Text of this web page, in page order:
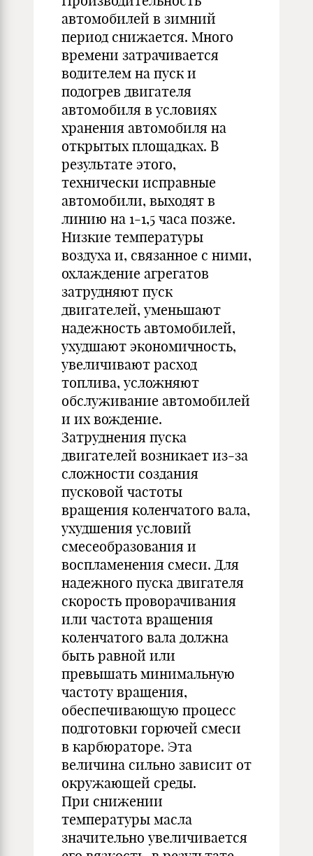
автомобилей в зимний
период снижается. Много
времени затрачивается
водителем на пуск и
подогрев двигателя
автомобиля в условиях
хранения автомобиля на
открытых площадках. В
результате этого,
технически исправные
автомобили, выходят в
линию на 1-1,5 часа позже.
Низкие температуры
воздуха и, связанное с ними,
охлаждение агрегатов
затрудняют пуск
двигателей, уменьшают
надежность автомобилей,
ухудшают экономичность,
увеличивают расход
топлива, усложняют
обслуживание автомобилей
и их вождение.
Затруднения пуска
двигателей возникает из-за
сложности создания
пусковой частоты
вращения коленчатого вала,
ухудшения условий
смесеобразования и
воспламенения смеси. Для
надежного пуска двигателя
скорость проворачивания
или частота вращения
коленчатого вала должна
быть равной или
превышать минимальную
частоту вращения,
обеспечивающую процесс
подготовки горючей смеси
в карбюраторе. Эта
величина сильно зависит от
окружающей среды.
При снижении
температуры масла
значительно увеличивается